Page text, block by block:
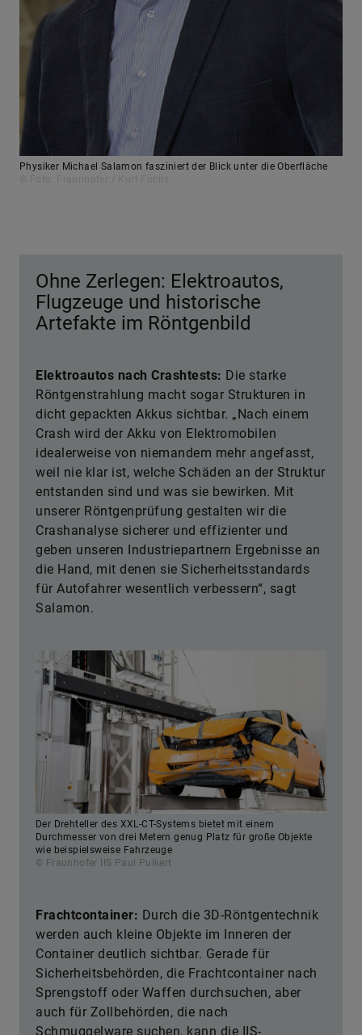
Physiker Michael Salamon fasziniert der Blick unter die Oberfläche
Ohne Zerlegen: Elektroautos,
Flugzeuge und historische
Artefakte im Röntgenbild
Elektroautos nach Crashtests: Die starke
Röntgenstrahlung macht sogar Strukturen in
dicht gepackten Akkus sichtbar. „Nach einem
Crash wird der Akku von Elektromobilen
idealerweise von niemandem mehr angefasst,
weil nie klar ist, welche Schäden an der Struktur
entstanden sind und was sie bewirken. Mit
unserer Röntgenprüfung gestalten wir die
Crashanalyse sicherer und effizienter und
geben unseren Industriepartnern Ergebnisse an
die Hand, mit denen sie Sicherheitsstandards
für Autofahrer wesentlich verbessern“, sagt
Salamon.
Der Drehteller des XXL-CT-Systems bietet mit einem
Durchmesser von drei Metern genug Platz für große Objekte
wie beispielsweise Fahrzeuge
© Fraunhofer IIS Paul Pulkert
Frachtcontainer: Durch die 3D-Röntgentechnik
werden auch kleine Objekte im Inneren der
Container deutlich sichtbar. Gerade für
Sicherheitsbehörden, die Frachtcontainer nach
Sprengstoff oder Waffen durchsuchen, aber
auch für Zollbehörden, die nach
Schmuggelware suchen, kann die IIS-